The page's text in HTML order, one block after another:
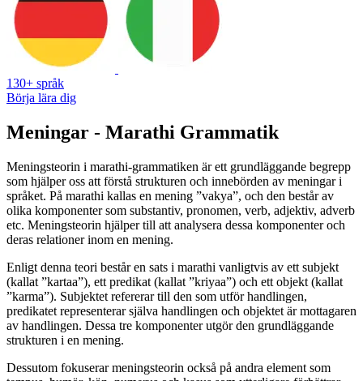
130+ språk
Börja lära dig
Meningar - Marathi Grammatik
Meningsteorin i marathi-grammatiken är ett grundläggande begrepp
som hjälper oss att förstå strukturen och innebörden av meningar i
språket. På marathi kallas en mening ”vakya”, och den består av
olika komponenter som substantiv, pronomen, verb, adjektiv, adverb
etc. Meningsteorin hjälper till att analysera dessa komponenter och
deras relationer inom en mening.
Enligt denna teori består en sats i marathi vanligtvis av ett subjekt
(kallat ”kartaa”), ett predikat (kallat ”kriyaa”) och ett objekt (kallat
”karma”). Subjektet refererar till den som utför handlingen,
predikatet representerar själva handlingen och objektet är mottagaren
av handlingen. Dessa tre komponenter utgör den grundläggande
strukturen i en mening.
Dessutom fokuserar meningsteorin också på andra element som